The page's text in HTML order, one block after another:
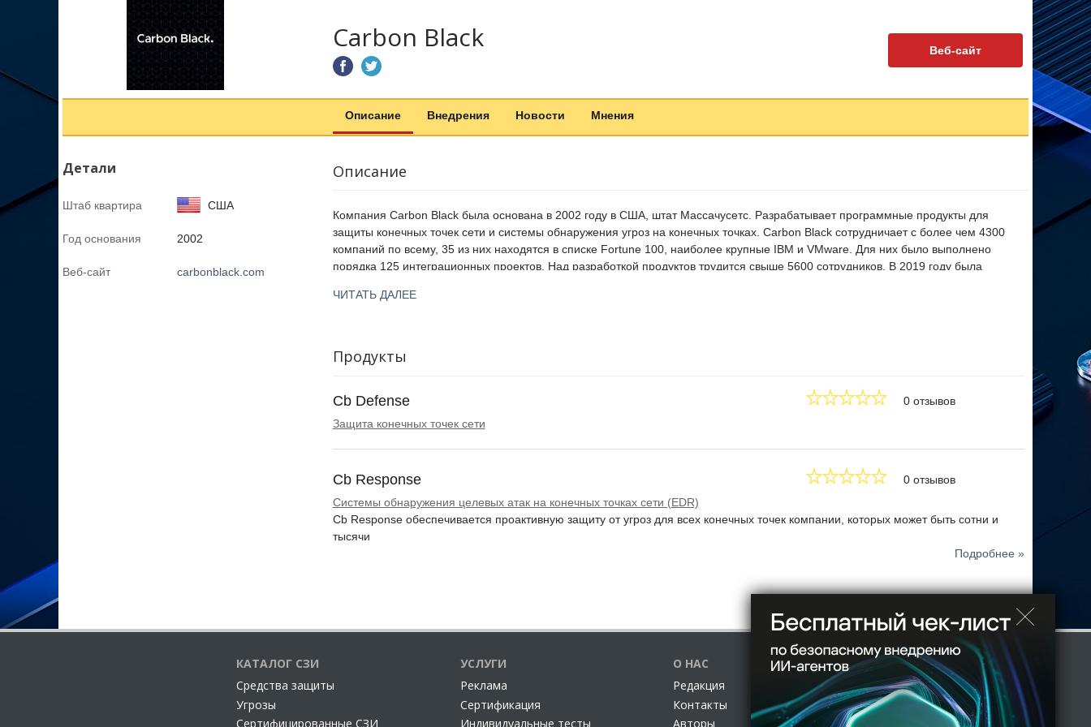
Carbon Black Веб-сайт
Описание Внедрения Новости Мнения
Детали
Штаб квартира США
Год основания 2002
Веб-сайт carbonblack.com
Описание
Компания Carbon Black была основана в 2002 году в США, штат Массачусетс. Разрабатывает программные продукты для
защиты конечных точек сети и системы обнаружения угроз на конечных точках. Carbon Black сотрудничает с более чем 4300
компаний по всему, 35 из них находятся в списке Fortune 100, наиболее крупные IBM и VMware. Для них было выполнено
порядка 125 интеграционных проектов. Над разработкой продуктов трудится свыше 5600 сотрудников. В 2019 году была
CB Response - используется для отслеживания аномалий в поведении пользователей, анализа и реагирования на
ЧИТАТЬ ДАЛЕЕ
Продукты
Cb Defense
0 отзывов
Защита конечных точек сети
Cb Response
0 отзывов
Системы обнаружения целевых атак на конечных точках сети (EDR)
Cb Response обеспечивается проактивную защиту от угроз для всех конечных точек компании, которых может быть сотни и
тысячи
Подробнее »
КАТАЛОГ СЗИ
Cредства защиты
Угрозы
Сертифицированные СЗИ
УСЛУГИ
Реклама
Сертификация
Индивидуальные тесты
О НАС
Редакция
Контакты
Авторы